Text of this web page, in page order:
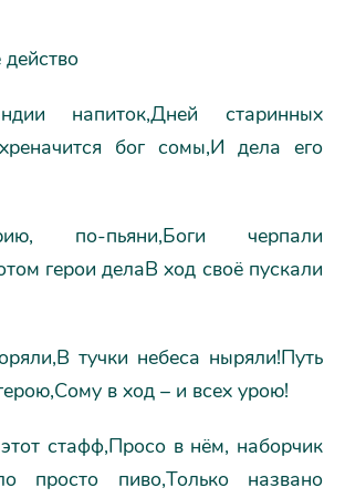
напиток,Дней старинных
бог сомы,И дела его
по-пьяни,Боги черпали
герои делаВ ход своё пускали
тучки небеса ныряли!Путь
в ход – и всех урою!
стафф,Просо в нём, наборчик
просто пиво,Только названо